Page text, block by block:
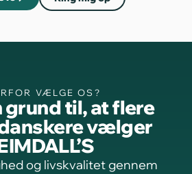
VÆLGE OS?
grund til, at flere
vælger
og livskvalitet gennem